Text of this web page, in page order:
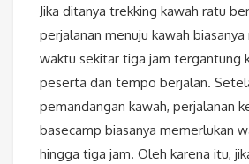
Jika ditanya trekking kawah ratu
perjalanan menuju kawah
waktu sekitar tiga jam tergantung
peserta dan tempo berjalan.
pemandangan kawah, perjalanan
basecamp biasanya memerlukan
hingga tiga jam. Oleh karena itu,